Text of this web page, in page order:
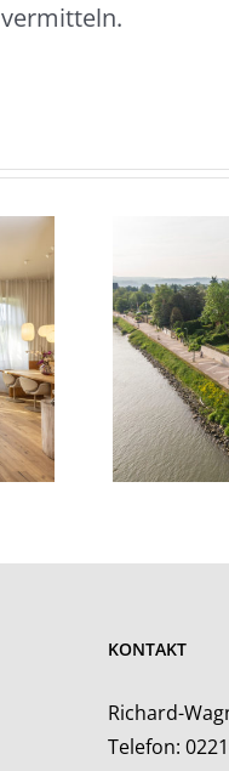
vermitteln.
KONTAKT
Richard-
Telefon: